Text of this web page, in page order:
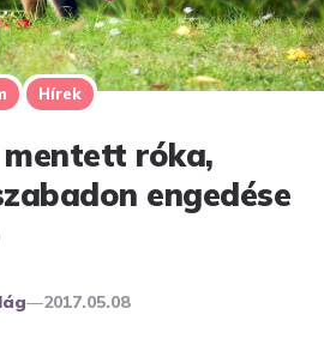
Hírek
róka,
engedése
2017.05.08